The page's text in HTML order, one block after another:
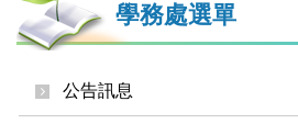
學務處選單
公告訊息